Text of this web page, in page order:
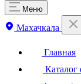
Меню
Махачкала
Главная